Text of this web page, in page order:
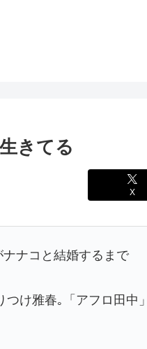
きてる
X
ナナコと結婚するま
け雅春｡「アフロ田中